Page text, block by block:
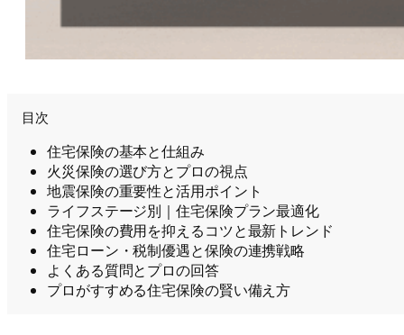
目次
住宅保険の基本と仕組み
火災保険の選び方とプロの視点
地震保険の重要性と活用ポイント
ライフステージ別｜住宅保険プラン最適化
住宅保険の費用を抑えるコツと最新トレンド
住宅ローン・税制優遇と保険の連携戦略
よくある質問とプロの回答
プロがすすめる住宅保険の賢い備え方